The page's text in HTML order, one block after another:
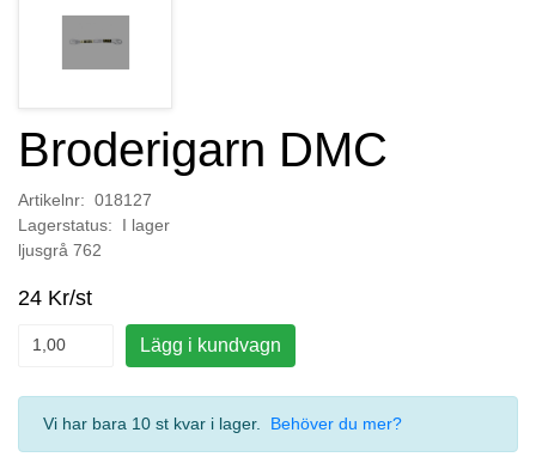
Broderigarn DMC
Artikelnr: 018127
Lagerstatus: I lager
ljusgrå 762
24 Kr/st
Lägg i kundvagn
Vi har bara 10 st kvar i lager. Behöver du mer?